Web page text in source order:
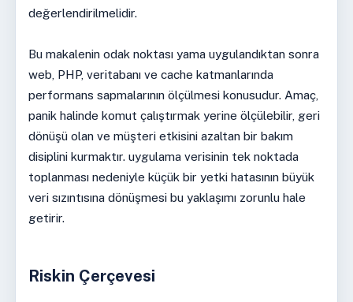
değerlendirilmelidir.
Bu makalenin odak noktası yama uygulandıktan sonra
web, PHP, veritabanı ve cache katmanlarında
performans sapmalarının ölçülmesi konusudur. Amaç,
panik halinde komut çalıştırmak yerine ölçülebilir, geri
dönüşü olan ve müşteri etkisini azaltan bir bakım
disiplini kurmaktır. uygulama verisinin tek noktada
toplanması nedeniyle küçük bir yetki hatasının büyük
veri sızıntısına dönüşmesi bu yaklaşımı zorunlu hale
getirir.
Riskin Çerçevesi